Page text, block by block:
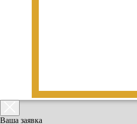
Ваша заявка